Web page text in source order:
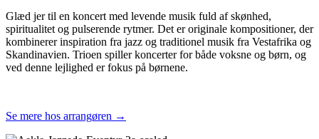
Glæd jer til en koncert med levende musik fuld af skønhed,
spiritualitet og pulserende rytmer. Det er originale kompositioner, der
kombinerer inspiration fra jazz og traditionel musik fra Vestafrika og
Skandinavien. Trioen spiller koncerter for både voksne og børn, og
ved denne lejlighed er fokus på børnene.
Se mere hos arrangøren →